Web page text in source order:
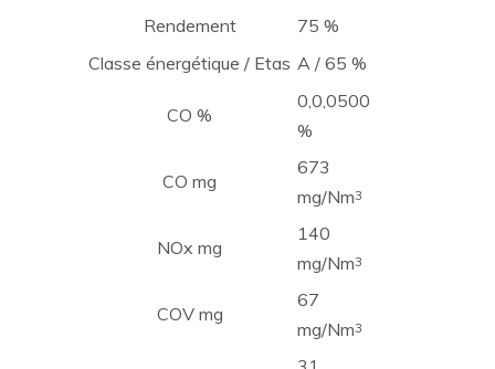
Rendement
75 %
Classe énergétique / Etas A / 65 %
CO %
0,0,0500
%
CO mg
673
mg/Nm3
NOx mg
140
mg/Nm3
COV mg
67
mg/Nm3